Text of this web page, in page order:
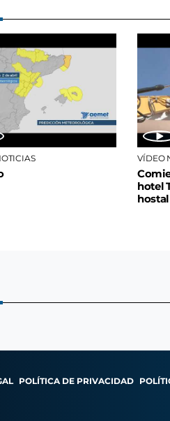
VÍDEO
hotel
POLÍTICA DE PRIVACIDAD